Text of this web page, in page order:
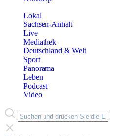
Lokal
Sachsen-Anhalt
Live
Mediathek
Deutschland & Welt
Sport
Panorama
Leben
Podcast
Video